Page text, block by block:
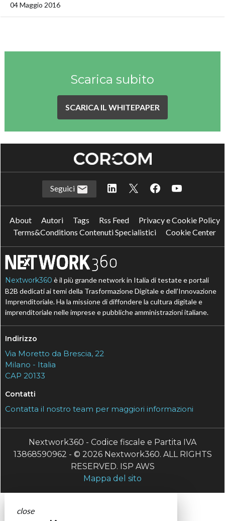
04 Maggio 2016
Scarica subito
SCARICA IL WHITEPAPER
Seguici
About Autori Tags Rss Feed
Privacy e Cookie Policy
Terms&Conditions Contenuti Specialistici
Cookie Center
Nextwork360 è il più grande network in Italia di testate e portali
B2B dedicati ai temi della Trasformazione Digitale e dell’Innovazione
Imprenditoriale. Ha la missione di diffondere la cultura digitale e
imprenditoriale nelle imprese e pubbliche amministrazioni italiane.
Indirizzo
Via Moretto da Brescia, 22
Milano - Italia
CAP 20133
Contatti
Contatta il nostro team per maggiori informazioni
Nextwork360 - Codice fiscale e Partita IVA
13868590962 - © 2026 Nextwork360. ALL RIGHTS
RESERVED. ISP AWS
Mappa del sito
close